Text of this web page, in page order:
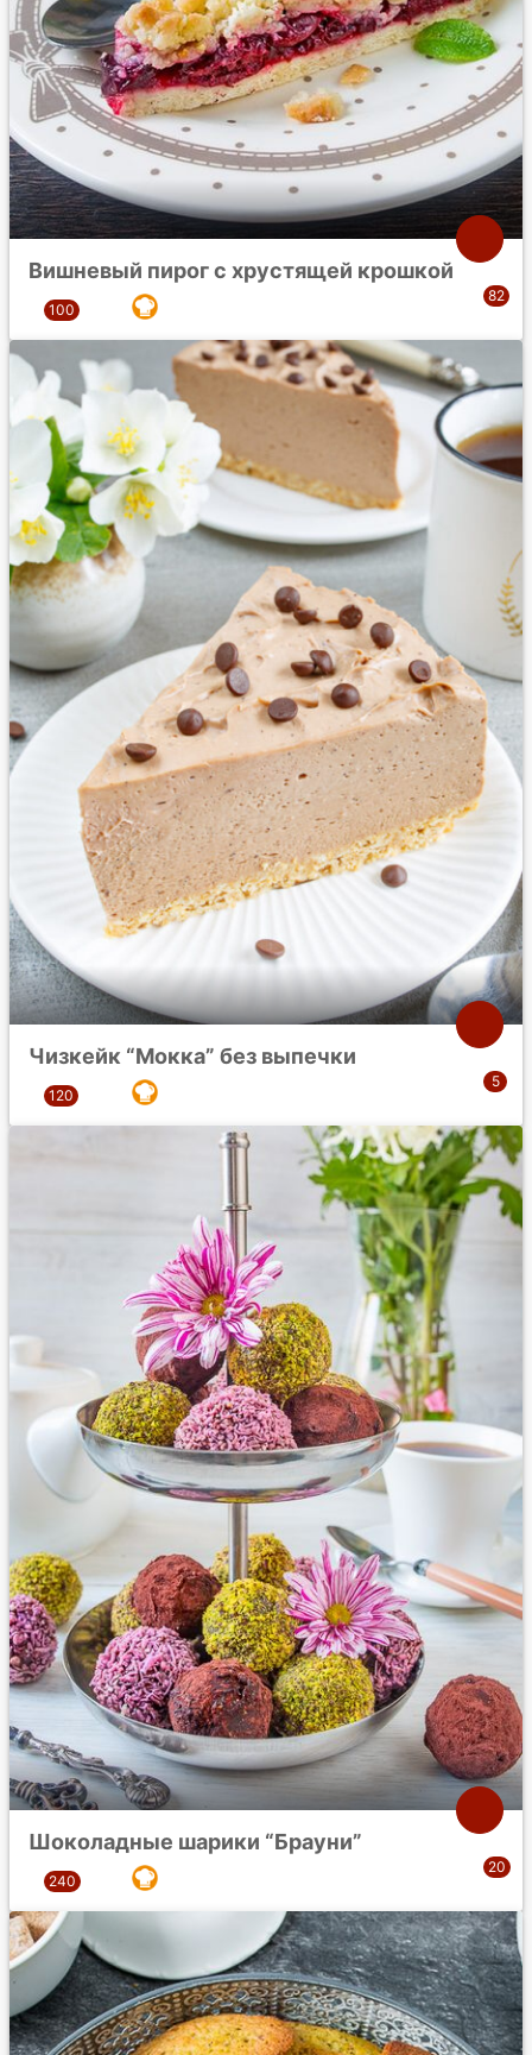
Вишневый пирог с хрустящей крошкой
Чизкейк “Мокка” без выпечки
Шоколадные шарики “Брауни”